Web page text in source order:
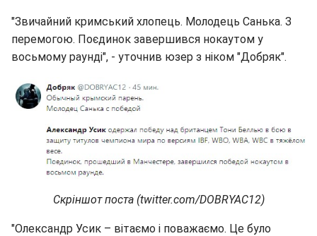
"Звичайний кримський хлопець. Молодець Санька. З
перемогою. Поєдинок завершився нокаутом у
восьмому раунді", - уточнив юзер з ніком "Добряк".
Скріншот поста (twitter.com/DOBRYAC12)
"Олександр Усик – вітаємо і поважаємо. Це було